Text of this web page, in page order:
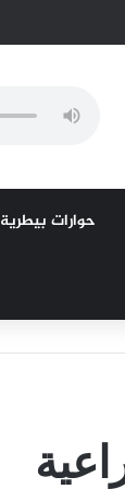
حوارات بيطرية